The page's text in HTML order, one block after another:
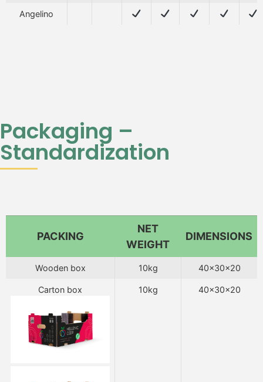
Angelino
Packaging –
Standardization
PACKING
NET
WEIGHT
DIMENSIONS
Wooden box 10kg 40x30x20
Carton box 10kg 40x30x20